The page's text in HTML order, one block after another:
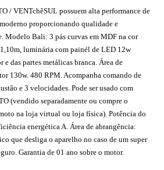
/ VENTchêSUL possuem alta performance de
proporcionando qualidade e
Modelo Bali: 3 pás curvas em MDF na cor
luminária com painél de LED 12w
das partes metálicas branca. Área de
130w. 480 RPM. Acompanha comando de
e 3 velocidades. Pode ser usado com
(vendido separadamente ou compre o
na loja virtual ou loja física). Potência do
energética A. Área de abrangência:
que desliga o aparelho no caso de um super
Garantia de 01 ano sobre o motor.